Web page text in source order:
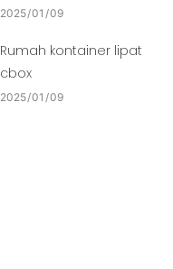
Guangdong Cbox
2025 01 09
Rumah kontainer lipat
cbox
2025 01 09